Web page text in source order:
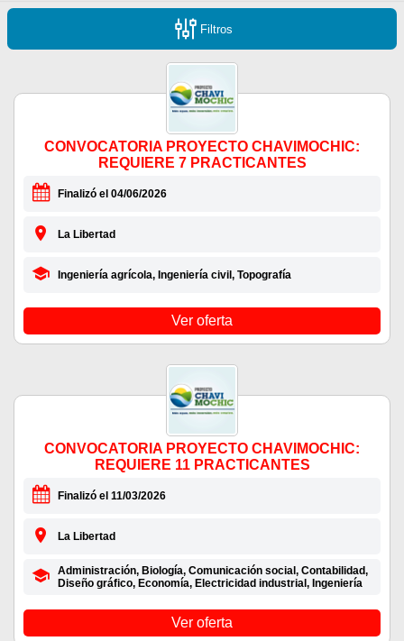
Filtros
CONVOCATORIA PROYECTO CHAVIMOCHIC:
REQUIERE 7 PRACTICANTES
Finalizó el 04/06/2026
La Libertad
Ingeniería agrícola, Ingeniería civil, Topografía
Ver oferta
CONVOCATORIA PROYECTO CHAVIMOCHIC:
REQUIERE 11 PRACTICANTES
Finalizó el 11/03/2026
La Libertad
Administración, Biología, Comunicación social, Contabilidad,
Diseño gráfico, Economía, Electricidad industrial, Ingeniería
Ver oferta